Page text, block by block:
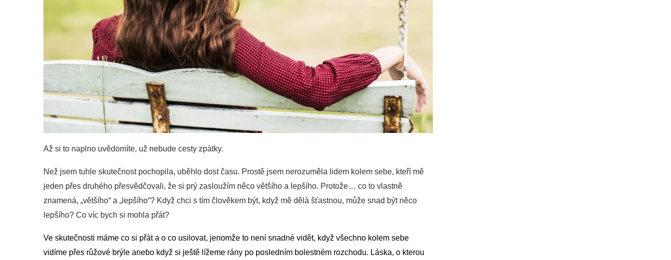
Až si to naplno uvědomíte, už nebude cesty zpátky.
Než jsem tuhle skutečnost pochopila, uběhlo dost času. Prostě jsem nerozuměla lidem kolem sebe, kteří mě
jeden přes druhého přesvědčovali, že si prý zasloužím něco většího a lepšího. Protože… co to vlastně
znamená, „většího“ a „lepšího“? Když chci s tím člověkem být, když mě dělá šťastnou, může snad být něco
lepšího? Co víc bych si mohla přát?
Ve skutečnosti máme co si přát a o co usilovat, jenomže to není snadné vidět, když všechno kolem sebe
vidíme přes růžové brýle anebo když si ještě lížeme rány po posledním bolestném rozchodu. Láska, o kterou